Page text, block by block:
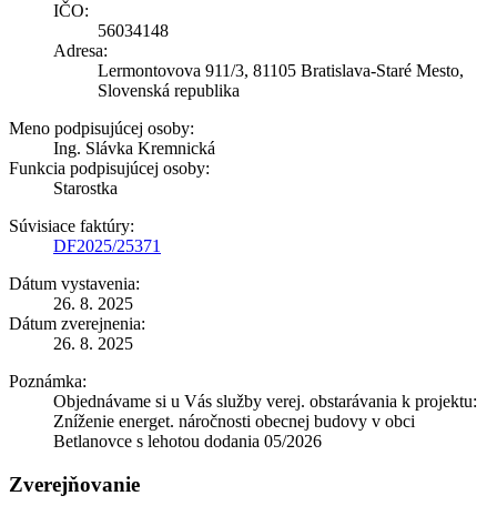
IČO:
56034148
Adresa:
Lermontovova 911/3, 81105 Bratislava-Staré Mesto,
Slovenská republika
Meno podpisujúcej osoby:
Ing. Slávka Kremnická
Funkcia podpisujúcej osoby:
Starostka
Súvisiace faktúry:
DF2025/25371
Dátum vystavenia:
26. 8. 2025
Dátum zverejnenia:
26. 8. 2025
Poznámka:
Objednávame si u Vás služby verej. obstarávania k projektu:
Zníženie energet. náročnosti obecnej budovy v obci
Betlanovce s lehotou dodania 05/2026
Zverejňovanie